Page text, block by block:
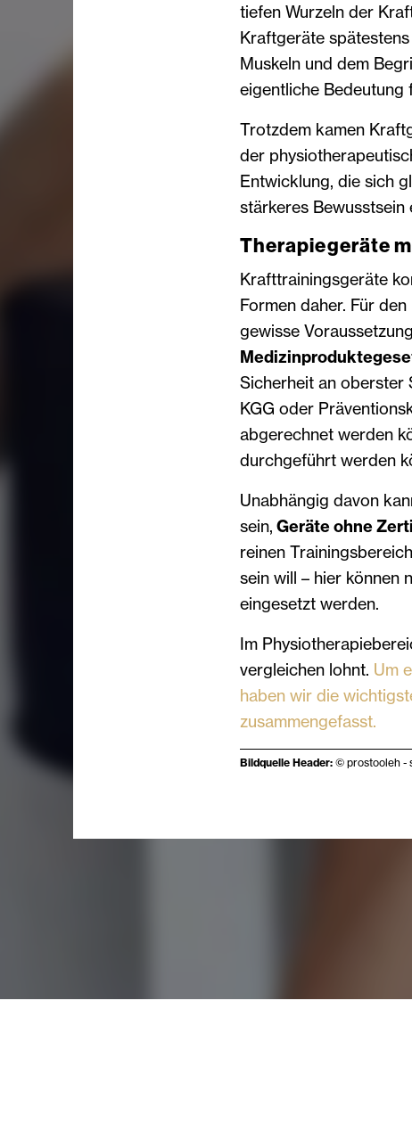
tiefen Wurzeln der
Kraftgeräte
Muskeln und dem
eigentliche Bedeutung
Trotzdem kamen
der
Entwicklung, die sich
stärkeres Bewusstsein
Therapiegeräte
Krafttrainingsgeräte
Formen daher. Für
gewisse
Sicherheit an oberster
KGG oder
abgerechnet werden
durchgeführt werden
Unabhängig davon
sein, Geräte ohne
reinen
sein will – hier können
eingesetzt werden.
Im
vergleichen lohnt. Um
haben wir die
zusammengefasst.
Bildquelle Header:© prostooleh -